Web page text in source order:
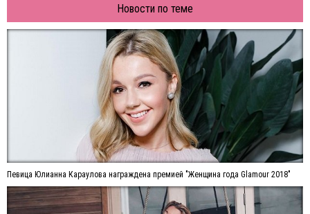
Новости по теме
Певица Юлианна Караулова награждена премией "Женщина года Glamour 2018"